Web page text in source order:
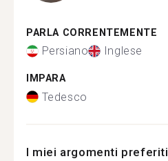
PARLA CORRENTEMENTE
Persiano Inglese
IMPARA
Tedesco
I miei argomenti preferiti